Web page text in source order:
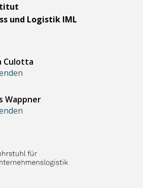
und Logistik IML
Culotta
Wappner